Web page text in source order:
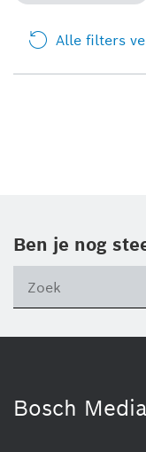
Alle filters
Ben je nog
Bosch